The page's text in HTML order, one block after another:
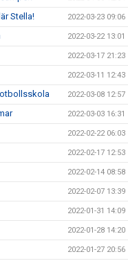
Stella! 2022-03-23 09:06
2022-03-22 13:01
2022-03-17 21:23
2022-03-11 12:43
2022-03-08 12:57
2022-03-03 16:31
2022-02-22 06:03
2022-02-17 12:53
2022-02-14 08:58
2022-02-07 13:39
2022-01-31 14:09
2022-01-28 14:20
2022-01-27 20:56